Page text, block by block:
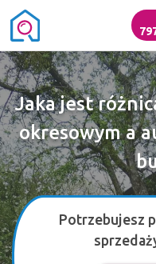
Jaka jest
okresowym a
Potrzebujesz